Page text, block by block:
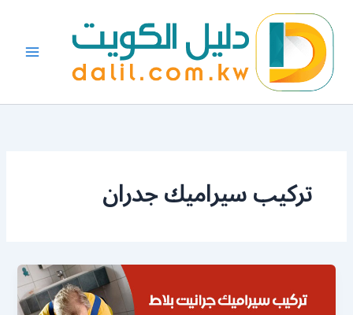
المحتوى
تركيب سيراميك جدران